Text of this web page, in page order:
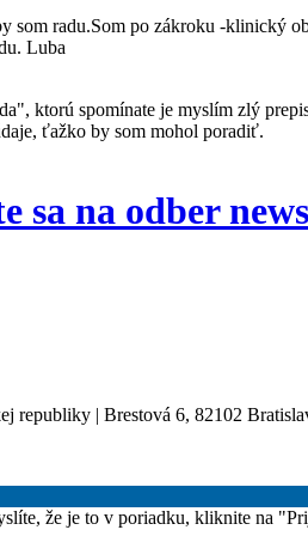
som radu.Som po zákroku -klinický
Luba
ktorú spomínate je myslím zlý
ťažko by som mohol poradiť.
sa na odber
republiky | Brestová 6, 82102
že je to v poriadku, kliknite na